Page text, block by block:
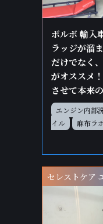
ボルボ 輸入
ラッジが溜
だけでなく
がオススメ
させて本来
エンジン内部
イル
麻布ラ
セレストケア